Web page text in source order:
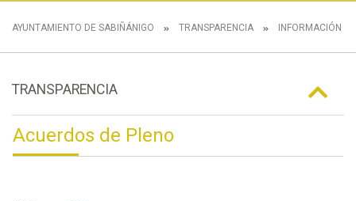
AYUNTAMIENTO DE SABIÑÁNIGO TRANSPARENCIA INFORMACIÓN
TRANSPARENCIA
Acuerdos de Pleno